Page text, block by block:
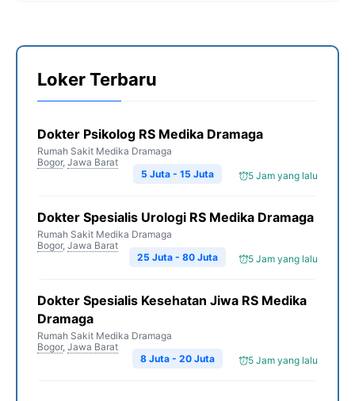
Loker Terbaru
Dokter Psikolog RS Medika Dramaga
Rumah Sakit Medika Dramaga
Bogor, Jawa Barat
5 Jam yang lalu
5 Juta - 15 Juta
Dokter Spesialis Urologi RS Medika Dramaga
Rumah Sakit Medika Dramaga
Bogor, Jawa Barat
5 Jam yang lalu
25 Juta - 80 Juta
Dokter Spesialis Kesehatan Jiwa RS Medika
Dramaga
Rumah Sakit Medika Dramaga
Bogor, Jawa Barat
5 Jam yang lalu
8 Juta - 20 Juta